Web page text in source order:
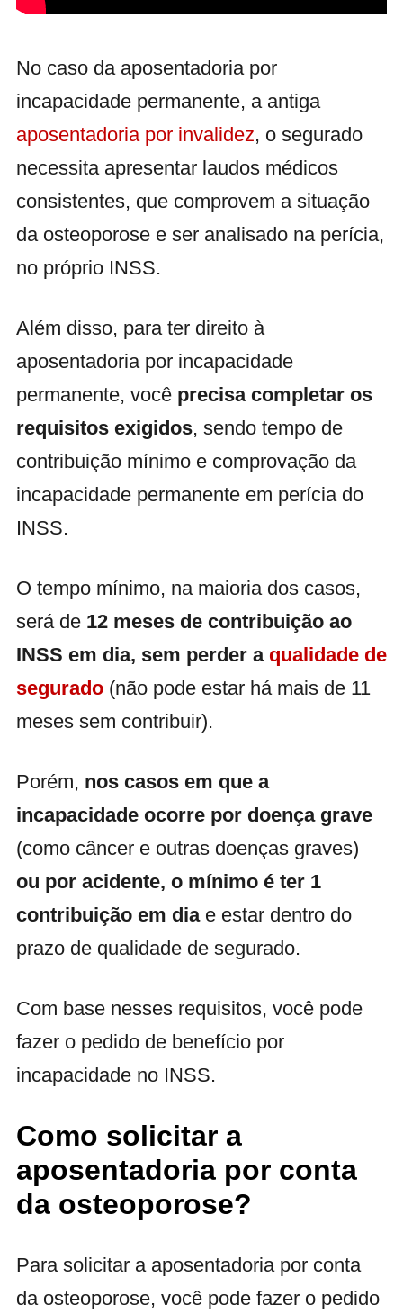
No caso da aposentadoria por
incapacidade permanente, a antiga
aposentadoria por invalidez, o segurado
necessita apresentar laudos médicos
consistentes, que comprovem a situação
da osteoporose e ser analisado na perícia,
no próprio INSS.
Além disso, para ter direito à
aposentadoria por incapacidade
permanente, você precisa completar os
requisitos exigidos, sendo tempo de
contribuição mínimo e comprovação da
incapacidade permanente em perícia do
INSS.
O tempo mínimo, na maioria dos casos,
será de 12 meses de contribuição ao
INSS em dia, sem perder a qualidade de
segurado (não pode estar há mais de 11
meses sem contribuir).
Porém, nos casos em que a
incapacidade ocorre por doença grave
(como câncer e outras doenças graves)
ou por acidente, o mínimo é ter 1
contribuição em diae estar dentro do
prazo de qualidade de segurado.
Com base nesses requisitos, você pode
fazer o pedido de benefício por
incapacidade no INSS.
Como solicitar a
aposentadoria por conta
da osteoporose?
Para solicitar a aposentadoria por conta
da osteoporose, você pode fazer o pedido